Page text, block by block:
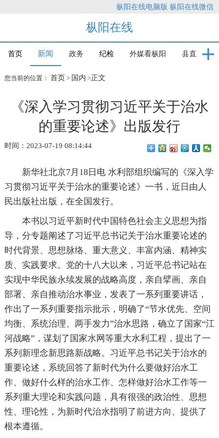
枞阳在线电脑版 枞阳在线微信
枞阳在线
首页 新闻 政务 纪检 外媒看枞阳 县直
您当前的位置： 首页 > 国内 >正文
《深入学习贯彻习近平关于治水
的重要论述》出版发行
时间：2023-07-19 08:14:44
新华社北京7月18日电 水利部组织编写的《深入学
习贯彻习近平关于治水的重要论述》一书，近日由人
民出版社出版，在全国发行。
本书以习近平新时代中国特色社会主义思想为指
导，分专题阐述了习近平总书记关于治水重要论述的
时代背景、思想脉络、重大意义、丰富内涵、精神实
质、实践要求。党的十八大以来，习近平总书记站在
实现中华民族永续发展的战略高度，亲自擘画、亲自
部署、亲自推动治水事业，发表了一系列重要讲话，
作出了一系列重要指示批示，明确了“节水优先、空间
均衡、系统治理、两手发力”治水思路，确立了国家“江
河战略”，谋划了国家水网等重大水利工程，提出了一
系列新理念新思路新战略。习近平总书记关于治水的
重要论述，系统回答了新时代为什么要做好治水工
作、做好什么样的治水工作、怎样做好治水工作等一
系列重大理论和实践问题，具有很强的政治性、思想
性、理论性，为新时代治水指明了前进方向、提供了
根本遵循。